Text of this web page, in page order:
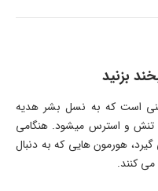
است که به نسل بشر هدیه
و استرس میشود. هنگامی
هورمون هایی که به دنبال
کنند.